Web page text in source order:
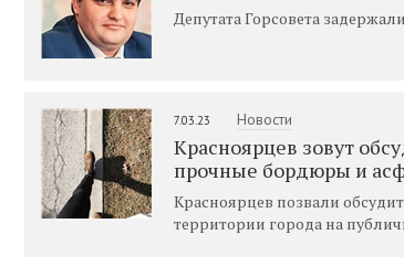
Депутата Горсовета
7.03.23 Новости
Красноярцев зовут
прочные бордюры и
Красноярцев позвали
территории города на